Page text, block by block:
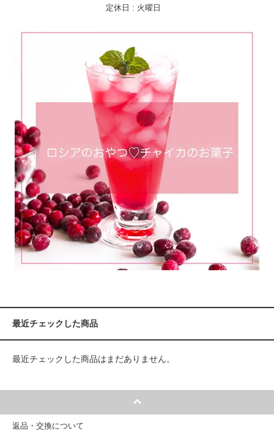
定休日 : 火曜日
最近チェックした商品
最近チェックした商品はまだありません。
返品・交換について